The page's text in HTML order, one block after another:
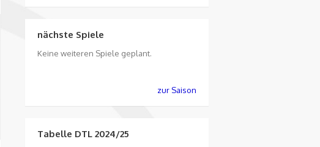
nächste Spiele
Keine weiteren Spiele geplant.
zur Saison
Tabelle DTL 2024/25